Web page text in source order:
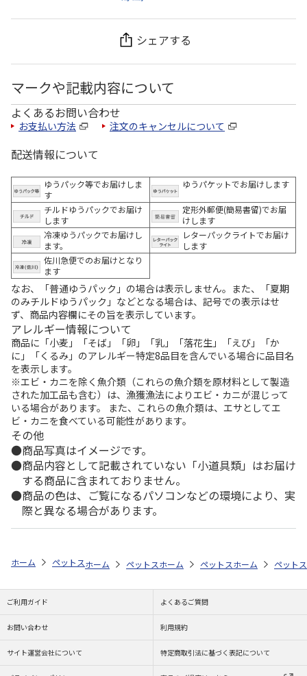
シェアする
マークや記載内容について
よくあるお問い合わせ
お支払い方法 注文のキャンセルについて
配送情報について
ゆうパック等でお届けしま
す
ゆうパケットでお届けします
チルドゆうパックでお届け
します
定形外郵便(簡易書留)でお届
けします
冷凍ゆうパックでお届けし
ます。
レターパックライトでお届け
します
佐川急便でのお届けとなり
ます
なお、「普通ゆうパック」の場合は表示しません。また、「夏期
のみチルドゆうパック」などとなる場合は、記号での表示はせ
ず、商品内容欄にその旨を表示しています。
アレルギー情報について
商品に「小麦」「そば」「卵」「乳」「落花生」「えび」「か
に」「くるみ」のアレルギー特定8品目を含んでいる場合に品目名
を表示します。
※エビ・カニを除く魚介類（これらの魚介類を原材料として製造
された加工品も含む）は、漁獲漁法によりエビ・カニが混じって
いる場合があります。 また、これらの魚介類は、エサとしてエ
ビ・カニを食べている可能性があります。
その他
商品写真はイメージです。
商品内容として記載されていない「小道具類」はお届け
する商品に含まれておりません。
商品の色は、ご覧になるパソコンなどの環境により、実
際と異なる場合があります。
ホーム ペットストア ケージ・飼育その他用品 ベッド・マット・ス
ホーム ペットストア ケージ・飼育その他用品
ホーム ペットストア ケージ・
ホーム ペット
ご利用ガイド よくあるご質問
お問い合わせ 利用規約
サイト運営会社について 特定商取引法に基づく表記について